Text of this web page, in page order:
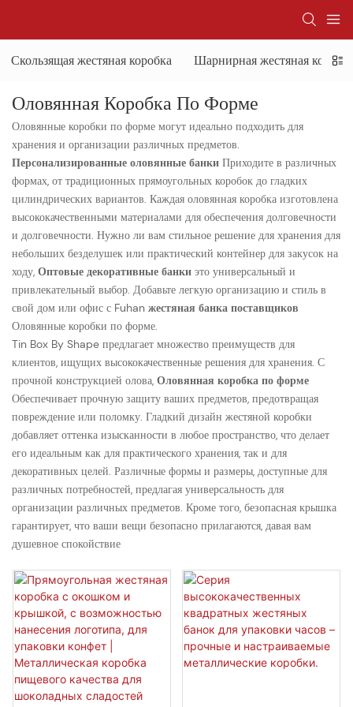
Скользящая жестяная коробка Шарнирная жестяная
Оловянная Коробка По Форме
Оловянные коробки по форме могут идеально подходить для
хранения и организации различных предметов.
Персонализированные оловянные банки Приходите в различных
формах, от традиционных прямоугольных коробок до гладких
цилиндрических вариантов. Каждая оловянная коробка изготовлена ​​
высококачественными материалами для обеспечения долговечности
и долговечности. Нужно ли вам стильное решение для хранения для
небольших безделушек или практический контейнер для закусок на
ходу, Оптовые декоративные банки это универсальный и
привлекательный выбор. Добавьте легкую организацию и стиль в
свой дом или офис с Fuhan жестяная банка поставщиков
Оловянные коробки по форме.
Tin Box By Shape предлагает множество преимуществ для
клиентов, ищущих высококачественные решения для хранения. С
прочной конструкцией олова, Оловянная коробка по форме
Обеспечивает прочную защиту ваших предметов, предотвращая
повреждение или поломку. Гладкий дизайн жестяной коробки
добавляет оттенка изысканности в любое пространство, что делает
его идеальным как для практического хранения, так и для
декоративных целей. Различные формы и размеры, доступные для
различных потребностей, предлагая универсальность для
организации различных предметов. Кроме того, безопасная крышка
гарантирует, что ваши вещи безопасно прилагаются, давая вам
душевное спокойствие